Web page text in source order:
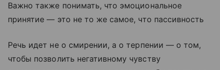
Важно также понимать, что эмоциональное
принятие — это не то же самое, что пассивность
Речь идет не о смирении, а о терпении — о том,
чтобы позволить негативному чувству